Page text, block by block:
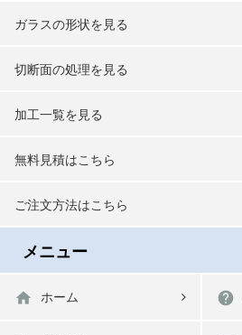
ガラスの形状を見る
切断面の処理を見る
加工一覧を見る
無料見積はこちら
ご注文方法はこちら
メニュー
home ホーム help